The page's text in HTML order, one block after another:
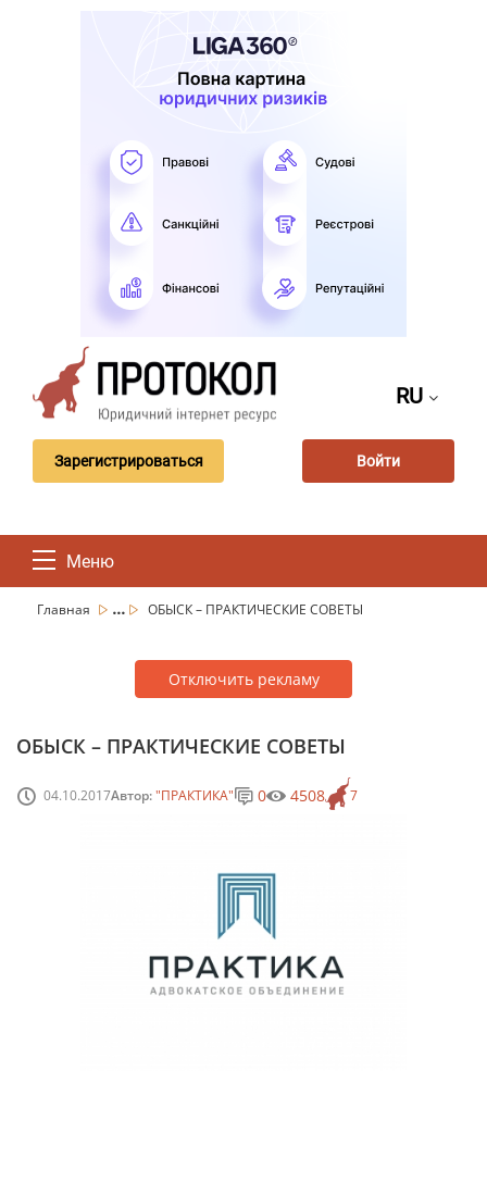
RU
Зарегистрироваться Войти
Меню
Главная ... ОБЫСК – ПРАКТИЧЕСКИЕ СОВЕТЫ
Отключить рекламу
ОБЫСК – ПРАКТИЧЕСКИЕ СОВЕТЫ
04.10.2017Автор:"ПРАКТИКА" 7
0 4508